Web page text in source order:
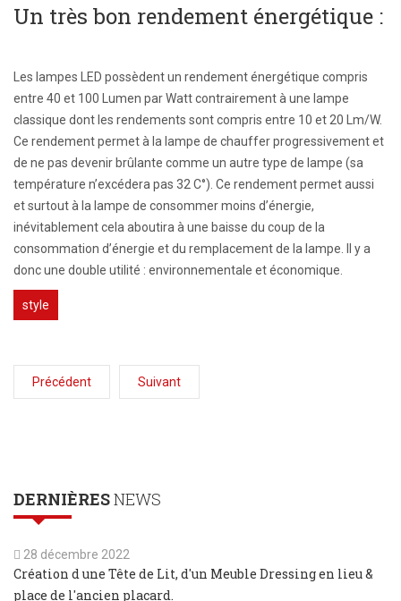
Un très bon rendement énergétique :
Les lampes LED possèdent un rendement énergétique compris
entre 40 et 100 Lumen par Watt contrairement à une lampe
classique dont les rendements sont compris entre 10 et 20 Lm/W.
Ce rendement permet à la lampe de chauffer progressivement et
de ne pas devenir brûlante comme un autre type de lampe (sa
température n’excédera pas 32 C°). Ce rendement permet aussi
et surtout à la lampe de consommer moins d’énergie,
inévitablement cela aboutira à une baisse du coup de la
consommation d’énergie et du remplacement de la lampe. Il y a
donc une double utilité : environnementale et économique.
style
Précédent Suivant
DERNIÈRESNEWS
28 décembre 2022
Création d une Tête de Lit, d'un Meuble Dressing en lieu &
place de l'ancien placard.